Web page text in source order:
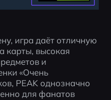
игра даёт отличную
карты, высокая
и
«Очень
PEAK однозначно
для фанатов